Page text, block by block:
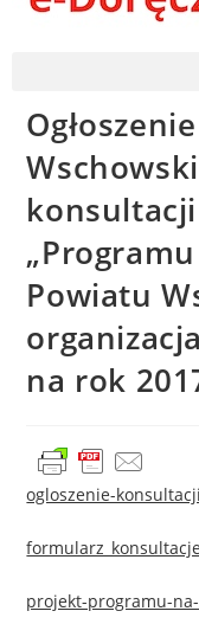
Powiatu
na rok
ogloszenie-
projekt-programu-